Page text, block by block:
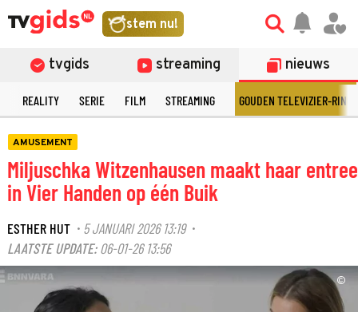
stem nu!
tvgids streaming nieuws
REALITY SERIE FILM STREAMING GOUDEN TELEVIZIER-RING
AMUSEMENT
Miljuschka Witzenhausen maakt haar entree
in Vier Handen op één Buik
ESTHER HUT · 5 JANUARI 2026 13:19·
LAATSTE UPDATE: 06-01-26 13:56
©